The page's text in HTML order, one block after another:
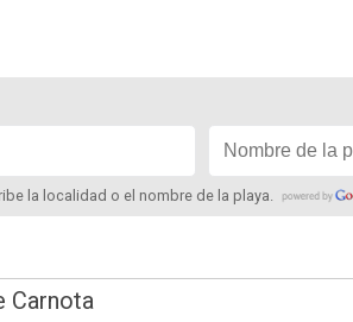
la localidad o el nombre de la playa.
Carnota